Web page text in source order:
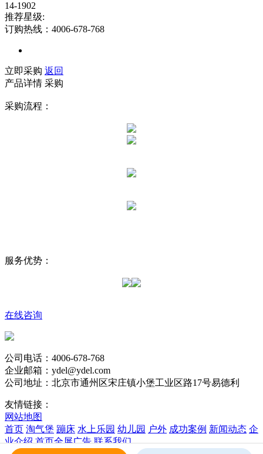
14-1902
推荐星级:
订购热线：4006-678-768
立即采购 返回
产品详情 采购
采购流程：
服务优势：
在线咨询
公司电话：4006-678-768
企业邮箱：ydel@ydel.com
公司地址：北京市通州区宋庄镇小堡工业区路17号易德利
友情链接：
网站地图
首页 淘气堡 蹦床 水上乐园 幼儿园 户外 成功案例 新闻动态 企
业介绍 首页全屏广告 联系我们